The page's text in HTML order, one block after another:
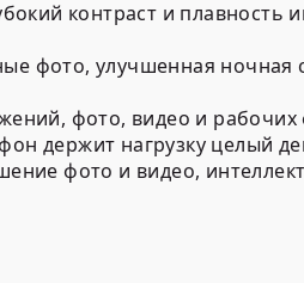
контраст и
фото, улучшенная ночная
фото, видео и рабочих
держит нагрузку целый
фото и видео,